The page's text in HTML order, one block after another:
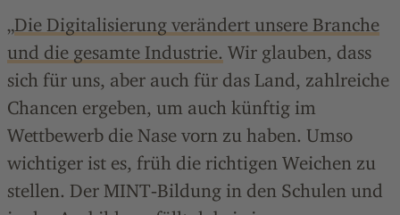
„Die Digitalisierung verändert unsere Branche
und die gesamte Industrie. Wir glauben, dass
sich für uns, aber auch für das Land, zahlreiche
Chancen ergeben, um auch künftig im
Wettbewerb die Nase vorn zu haben. Umso
wichtiger ist es, früh die richtigen Weichen zu
stellen. Der MINT‑Bildung in den Schulen und